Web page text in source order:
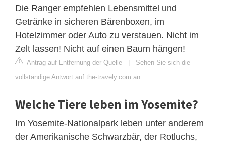
Die Ranger empfehlen Lebensmittel und
Getränke in sicheren Bärenboxen, im
Hotelzimmer oder Auto zu verstauen. Nicht im
Zelt lassen! Nicht auf einen Baum hängen!
Antrag auf Entfernung der Quelle | Sehen Sie sich die
vollständige Antwort auf the-travely.com an
Welche Tiere leben im Yosemite?
Im Yosemite-Nationalpark leben unter anderem
der Amerikanische Schwarzbär, der Rotluchs,